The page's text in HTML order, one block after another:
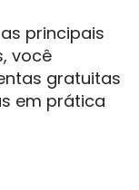
principais
você
gratuitas
em prática